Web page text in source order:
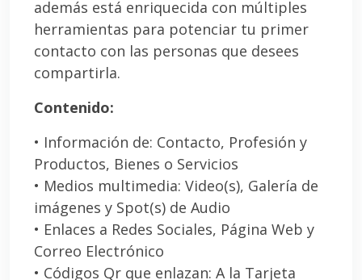
además está enriquecida con múltiples
herramientas para potenciar tu primer
contacto con las personas que desees
compartirla.
Contenido:
• Información de: Contacto, Profesión y
Productos, Bienes o Servicios
• Medios multimedia: Video(s), Galería de
imágenes y Spot(s) de Audio
• Enlaces a Redes Sociales, Página Web y
Correo Electrónico
• Códigos Qr que enlazan: A la Tarjeta